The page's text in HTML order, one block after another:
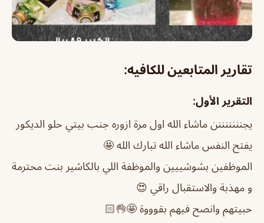
تقارير المتابعين للكافيه:
التقرير الأول:
يجنننننننن ماشاء الله اول مرة ازوره جنب بيتي حلو الديكور
يفتح النفس ماشاء الله تبارك الله 🤩
الموظفين بشوشييين والموظفة اللي بالكاشير بنت محترمة
و مهذبة والاستقبال راقي 😍
حبيتهم وانصح فيهم بقوووة 🤩👌🏻